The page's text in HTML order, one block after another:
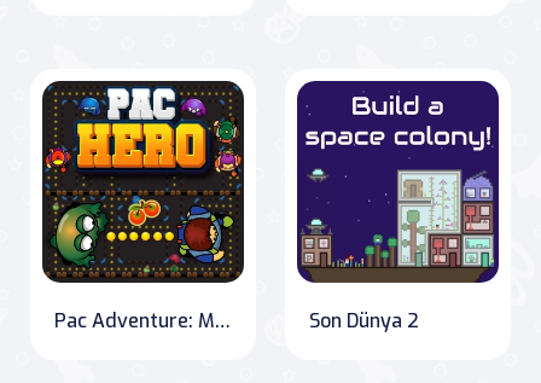
Pac Adventure: Maze Mayhem Son Dünya 2